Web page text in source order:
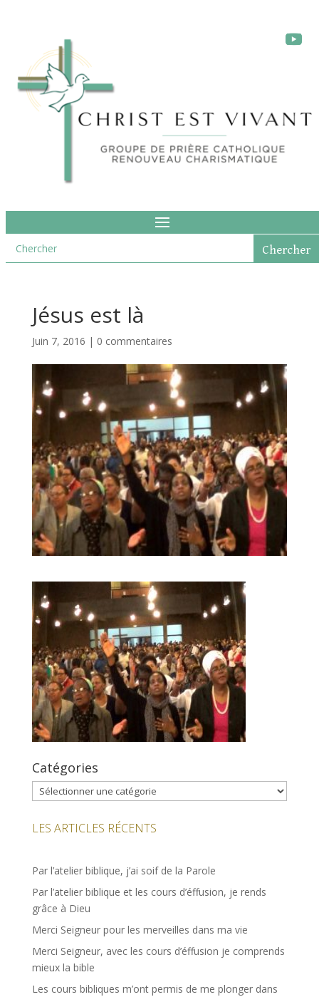
Jésus est là
Juin 7, 2016 | 0 commentaires
Catégories
Catégories
LES ARTICLES RÉCENTS
Par l’atelier biblique, j’ai soif de la Parole
Par l’atelier biblique et les cours d’éffusion, je rends
grâce à Dieu
Merci Seigneur pour les merveilles dans ma vie
Merci Seigneur, avec les cours d’éffusion je comprends
mieux la bible
Les cours bibliques m’ont permis de me plonger dans